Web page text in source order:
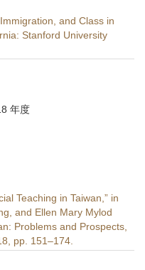
and Class in
Stanford University
年度
Teaching in Taiwan,” in
and Ellen Mary Mylod
Problems and Prospects,
pp. 151–174.